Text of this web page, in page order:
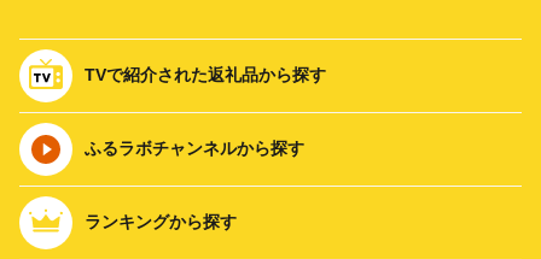
TVで紹介された返礼品から探す
ふるラボチャンネルから探す
ランキングから探す